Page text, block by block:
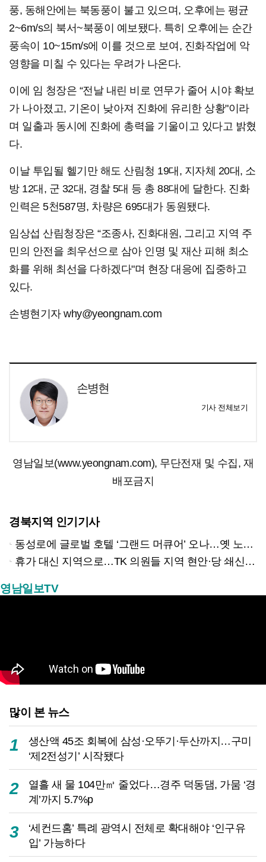
풍, 동해안에는 북동풍이 불고 있으며, 오후에는 평균
2~6m/s의 북서~북풍이 예보됐다. 특히 오후에는 순간
풍속이 10~15m/s에 이를 것으로 보여, 진화작업에 악
영향을 미칠 수 있다는 우려가 나온다.
이에 임 청장은 “전날 내린 비로 연무가 줄어 시야 확보
가 나아졌고, 기온이 낮아져 진화에 유리한 상황"이라
며 일출과 동시에 진화에 총력을 기울이고 있다고 밝혔
다.
이날 투입될 헬기만 해도 산림청 19대, 지자체 20대, 소
방 12대, 군 32대, 경찰 5대 등 총 88대에 달한다. 진화
인력은 5천587명, 차량은 695대가 동원됐다.
임상섭 산림청장은 “조종사, 진화대원, 그리고 지역 주
민의 안전을 최우선으로 삼아 인명 및 재산 피해 최소
화를 위해 최선을 다하겠다"며 현장 대응에 집중하고
있다.
손병현기자 why@yeongnam.com
손병현
기사 전체보기
영남일보(www.yeongnam.com), 무단전재 및 수집, 재
배포금지
경북지역 인기기사
동성로에 글로벌 호텔 ‘그랜드 머큐어’ 오나…옛 노보텔 자리 사무실 개설
휴가 대신 지역으로…TK 의원들 지역 현안·당 쇄신 집중
영남일보TV
많이 본 뉴스
1
생산액 45조 회복에 삼성·오뚜기·두산까지…구미
‘제2전성기’ 시작됐다
2
열흘 새 물 104만㎥ 줄었다…경주 덕동댐, 가뭄 ‘경
계’까지 5.7%p
3
‘세컨드홈’ 특례 광역시 전체로 확대해야 ‘인구유
입’ 가능하다